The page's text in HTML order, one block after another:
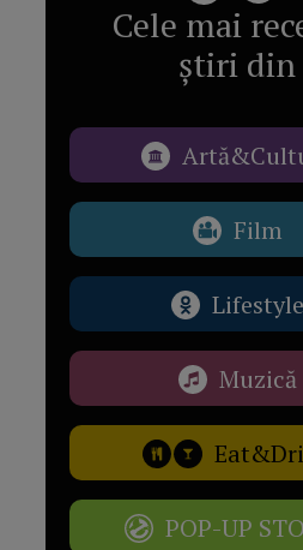
Cele mai
știri din
Film
Lifestyle
Muzică
POP-UP